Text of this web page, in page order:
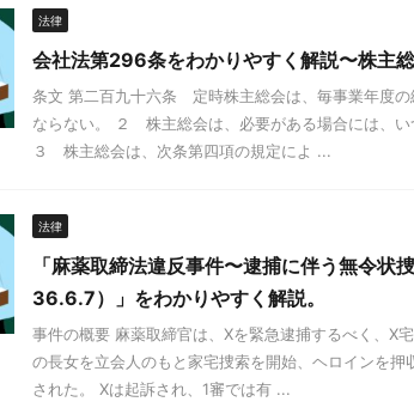
法律
会社法第296条をわかりやすく解説〜株主
条文 第二百九十六条 定時株主総会は、毎事業年度
ならない。 ２ 株主総会は、必要がある場合には、い
３ 株主総会は、次条第四項の規定によ ...
法律
「麻薬取締法違反事件〜逮捕に伴う無令状
36.6.7）」をわかりやすく解説。
事件の概要 麻薬取締官は、Xを緊急逮捕するべく、X
の長女を立会人のもと家宅捜索を開始、ヘロインを
された。 Xは起訴され、1審では有 ...